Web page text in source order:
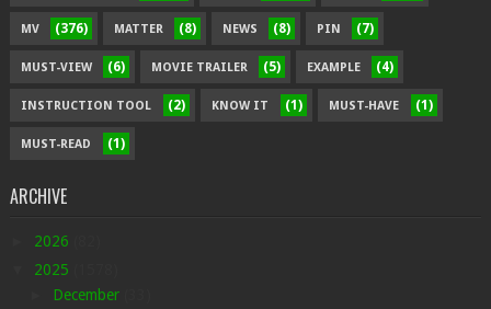
MV (376) MATTER (8) NEWS (8) PIN (7)
MUST-VIEW (6) MOVIE TRAILER (5) EXAMPLE (4)
INSTRUCTION TOOL (2) KNOW IT (1) MUST-HAVE (1)
MUST-READ (1)
ARCHIVE
2026
2025
December